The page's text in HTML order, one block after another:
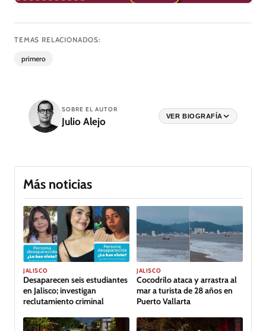
TEMAS RELACIONADOS:
primero
SOBRE EL AUTOR
Julio Alejo VER BIOGRAFÍA
Más noticias
JALISCO
Desaparecen seis estudiantes
en Jalisco; investigan
reclutamiento criminal
JALISCO
Cocodrilo ataca y arrastra al
mar a turista de 28 años en
Puerto Vallarta